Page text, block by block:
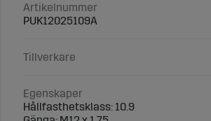
Artikelnummer
PUK12025109A
Tillverkare
Egenskaper
Hållfasthetsklass: 10.9